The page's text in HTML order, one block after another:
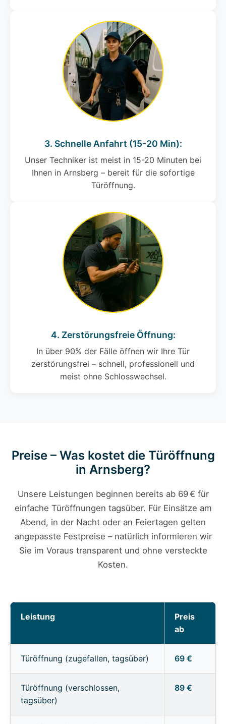
3. Schnelle Anfahrt (15-20 Min):
Unser Techniker ist meist in 15-20 Minuten bei
Ihnen in Arnsberg – bereit für die sofortige
Türöffnung.
4. Zerstörungsfreie Öffnung:
In über 90% der Fälle öffnen wir Ihre Tür
zerstörungsfrei – schnell, professionell und
meist ohne Schlosswechsel.
Preise – Was kostet die Türöffnung
in Arnsberg?
Unsere Leistungen beginnen bereits ab 69 € für
einfache Türöffnungen tagsüber. Für Einsätze am
Abend, in der Nacht oder an Feiertagen gelten
angepasste Festpreise – natürlich informieren wir
Sie im Voraus transparent und ohne versteckte
Kosten.
Leistung
Preis
ab
Türöffnung (zugefallen, tagsüber) 69 €
Türöffnung (verschlossen,
tagsüber)
89 €